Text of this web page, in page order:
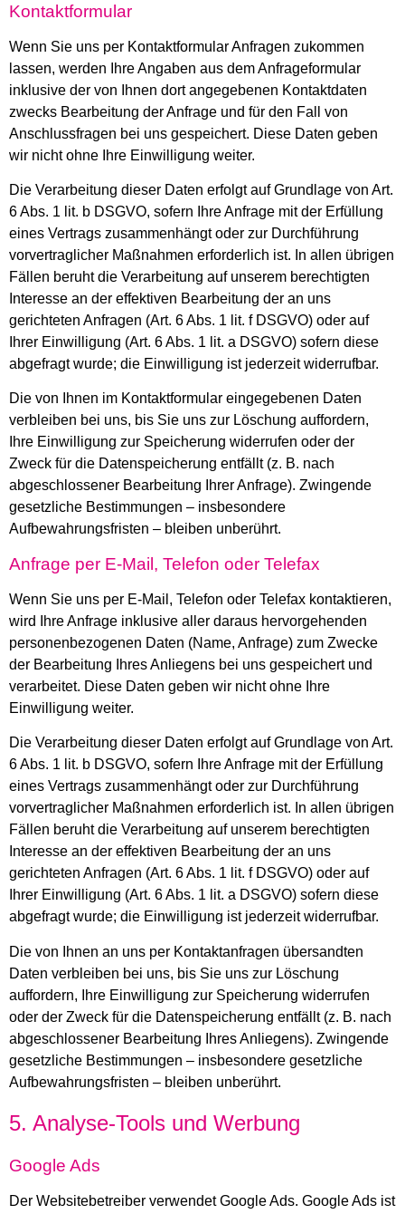
Kontaktformular
Wenn Sie uns per Kontaktformular Anfragen zukommen
lassen, werden Ihre Angaben aus dem Anfrageformular
inklusive der von Ihnen dort angegebenen Kontaktdaten
zwecks Bearbeitung der Anfrage und für den Fall von
Anschlussfragen bei uns gespeichert. Diese Daten geben
wir nicht ohne Ihre Einwilligung weiter.
Die Verarbeitung dieser Daten erfolgt auf Grundlage von Art.
6 Abs. 1 lit. b DSGVO, sofern Ihre Anfrage mit der Erfüllung
eines Vertrags zusammenhängt oder zur Durchführung
vorvertraglicher Maßnahmen erforderlich ist. In allen übrigen
Fällen beruht die Verarbeitung auf unserem berechtigten
Interesse an der effektiven Bearbeitung der an uns
gerichteten Anfragen (Art. 6 Abs. 1 lit. f DSGVO) oder auf
Ihrer Einwilligung (Art. 6 Abs. 1 lit. a DSGVO) sofern diese
abgefragt wurde; die Einwilligung ist jederzeit widerrufbar.
Die von Ihnen im Kontaktformular eingegebenen Daten
verbleiben bei uns, bis Sie uns zur Löschung auffordern,
Ihre Einwilligung zur Speicherung widerrufen oder der
Zweck für die Datenspeicherung entfällt (z. B. nach
abgeschlossener Bearbeitung Ihrer Anfrage). Zwingende
gesetzliche Bestimmungen – insbesondere
Aufbewahrungsfristen – bleiben unberührt.
Anfrage per E-Mail, Telefon oder Telefax
Wenn Sie uns per E-Mail, Telefon oder Telefax kontaktieren,
wird Ihre Anfrage inklusive aller daraus hervorgehenden
personenbezogenen Daten (Name, Anfrage) zum Zwecke
der Bearbeitung Ihres Anliegens bei uns gespeichert und
verarbeitet. Diese Daten geben wir nicht ohne Ihre
Einwilligung weiter.
Die Verarbeitung dieser Daten erfolgt auf Grundlage von Art.
6 Abs. 1 lit. b DSGVO, sofern Ihre Anfrage mit der Erfüllung
eines Vertrags zusammenhängt oder zur Durchführung
vorvertraglicher Maßnahmen erforderlich ist. In allen übrigen
Fällen beruht die Verarbeitung auf unserem berechtigten
Interesse an der effektiven Bearbeitung der an uns
gerichteten Anfragen (Art. 6 Abs. 1 lit. f DSGVO) oder auf
Ihrer Einwilligung (Art. 6 Abs. 1 lit. a DSGVO) sofern diese
abgefragt wurde; die Einwilligung ist jederzeit widerrufbar.
Die von Ihnen an uns per Kontaktanfragen übersandten
Daten verbleiben bei uns, bis Sie uns zur Löschung
auffordern, Ihre Einwilligung zur Speicherung widerrufen
oder der Zweck für die Datenspeicherung entfällt (z. B. nach
abgeschlossener Bearbeitung Ihres Anliegens). Zwingende
gesetzliche Bestimmungen – insbesondere gesetzliche
Aufbewahrungsfristen – bleiben unberührt.
5. Analyse-Tools und Werbung
Google Ads
Der Websitebetreiber verwendet Google Ads. Google Ads ist